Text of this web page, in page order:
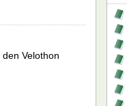
Velothon